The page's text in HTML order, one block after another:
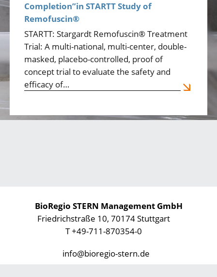
Completion”in STARTT Study of
Remofuscin®
STARTT: Stargardt Remofuscin® Treatment
Trial: A multi-national, multi-center, double-
masked, placebo-controlled, proof of
concept trial to evaluate the safety and
efficacy of…
BioRegio STERN Management GmbH
Friedrichstraße 10, 70174 Stuttgart
T +49-711-870354-0
info@bioregio-stern.de